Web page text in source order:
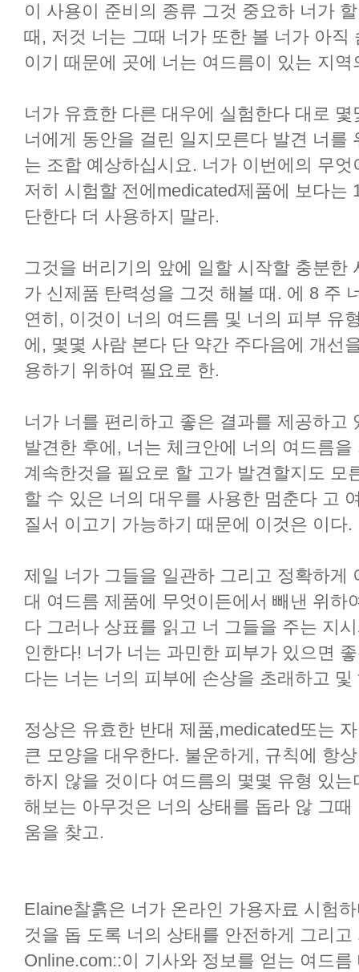
이 사용이 준비의 종류 그것 중요하 너가
때, 저것 너는 그때 너가 또한 볼 너가 아
이기 때문에 곳에 너는 여드름이 있는 지
너가 유효한 다른 대우에 실험한다 대로
너에게 동안을 걸린 일지모른다 발견 너를
는 조합 예상하십시요. 너가 이번에의 무
저히 시험할 전에medicated제품에 보다는
단한다 더 사용하지 말라.
그것을 버리기의 앞에 일할 시작할 충분한
가 신제품 탄력성을 그것 해볼 때. 에 8 주
연히, 이것이 너의 여드름 및 너의 피부 유
에, 몇몇 사람 본다 단 약간 주다음에 개선
용하기 위하여 필요로 한.
너가 너를 편리하고 좋은 결과를 제공하고
발견한 후에, 너는 체크안에 너의 여드름
계속한것을 필요로 할 고가 발견할지도 모
할 수 있은 너의 대우를 사용한 멈춘다 고
질서 이고기 가능하기 때문에 이것은 이다.
제일 너가 그들을 일관하 그리고 정확하게
대 여드름 제품에 무엇이든에서 빼낸 위하
다 그러나 상표를 읽고 너 그들을 주는 지
인한다! 너가 너는 과민한 피부가 있으면
다는 너는 너의 피부에 손상을 초래하고
정상은 유효한 반대 제품,medicated또는
큰 모양을 대우한다. 불운하게, 규칙에 항
하지 않을 것이다 여드름의 몇몇 유형 있
해보는 아무것은 너의 상태를 돕라 않 그
움을 찾고.
Elaine찰흙은 너가 온라인 가용자료 시험
것을 돕 도록 너의 상태를 안전하게 그리
Online.com::이 기사와 정보를 얻는 여드